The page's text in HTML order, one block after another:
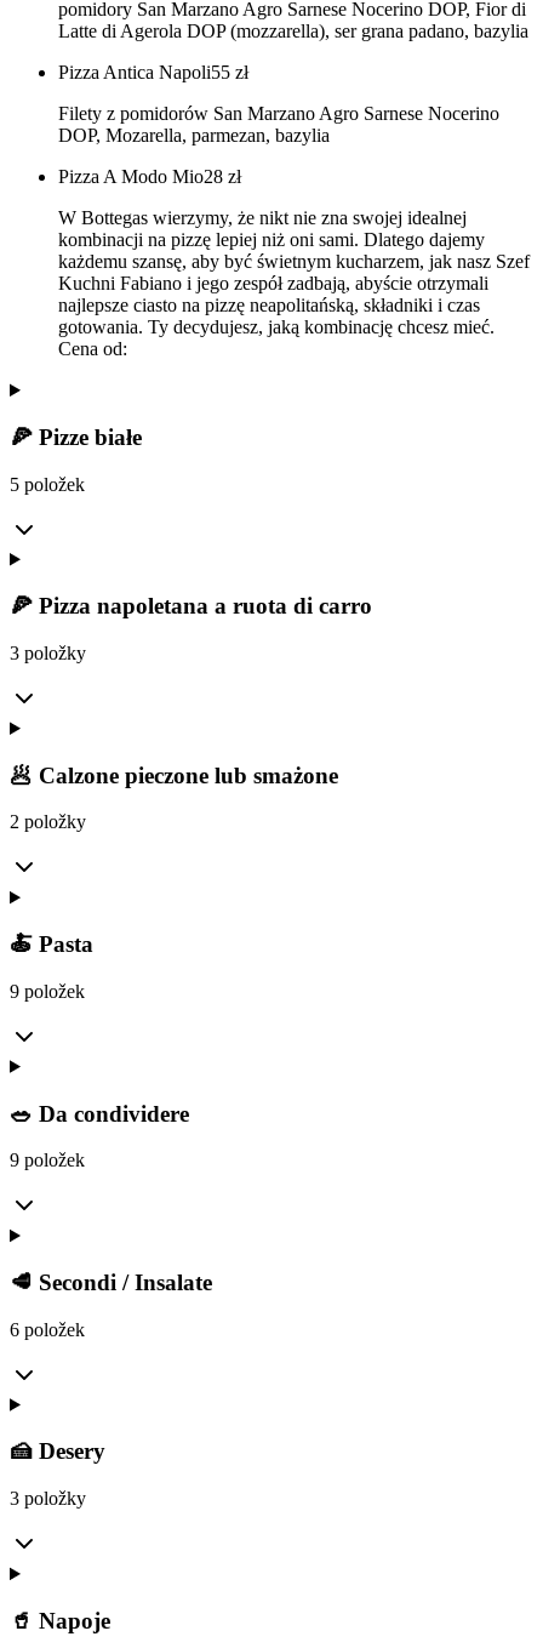
pomidory San Marzano Agro Sarnese Nocerino DOP, Fior di
Latte di Agerola DOP (mozzarella), ser grana padano, bazylia
Pizza Antica Napoli55 zł
Filety z pomidorów San Marzano Agro Sarnese Nocerino
DOP, Mozarella, parmezan, bazylia
Pizza A Modo Mio28 zł
W Bottegas wierzymy, że nikt nie zna swojej idealnej
kombinacji na pizzę lepiej niż oni sami. Dlatego dajemy
każdemu szansę, aby być świetnym kucharzem, jak nasz Szef
Kuchni Fabiano i jego zespół zadbają, abyście otrzymali
najlepsze ciasto na pizzę neapolitańską, składniki i czas
gotowania. Ty decydujesz, jaką kombinację chcesz mieć.
Cena od:
🍕 Pizze białe
5 položek
🍕 Pizza napoletana a ruota di carro
3 položky
🥟 Calzone pieczone lub smażone
2 položky
🍝 Pasta
9 položek
🥗 Da condividere
9 položek
🥩 Secondi / Insalate
6 položek
🍰 Desery
3 položky
🥤 Napoje